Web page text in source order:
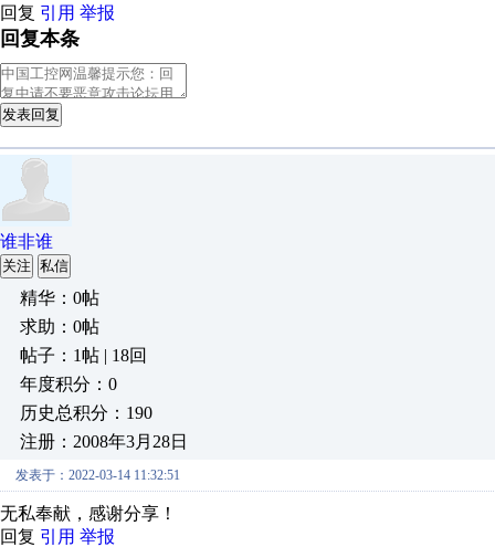
回复 引用 举报
回复本条
发表回复
谁非谁
关注 私信
精华：0帖
求助：0帖
帖子：1帖 | 18回
年度积分：0
历史总积分：190
注册：2008年3月28日
发表于：2022-03-14 11:32:51
无私奉献，感谢分享！
回复 引用 举报